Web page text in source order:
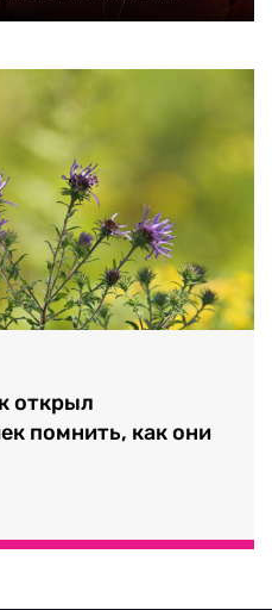
открыл
помнить, как они